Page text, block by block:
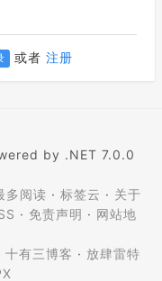
或者 注册
by .NET 7.0.0
多阅读 · 标签云 · 关于
· 免责声明 · 网站地
十有三博客 · 放肆雷特